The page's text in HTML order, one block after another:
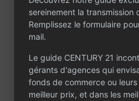
prospection
commerciale et
l’exploitation du
permettraient
d’accroître
significativement le
chiffre d’affaires et la
sereinement la transmission
Remplissez le formulaire
mail.
Le guide CENTURY 21
gérants d'agences qui
fonds de commerce ou
meilleur prix, et dans les